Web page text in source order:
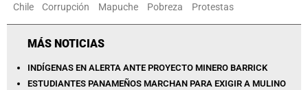
Chile Corrupción Mapuche Pobreza Protestas
MÁS NOTICIAS
INDÍGENAS EN ALERTA ANTE PROYECTO MINERO BARRICK
ESTUDIANTES PANAMEÑOS MARCHAN PARA EXIGIR A MULINO